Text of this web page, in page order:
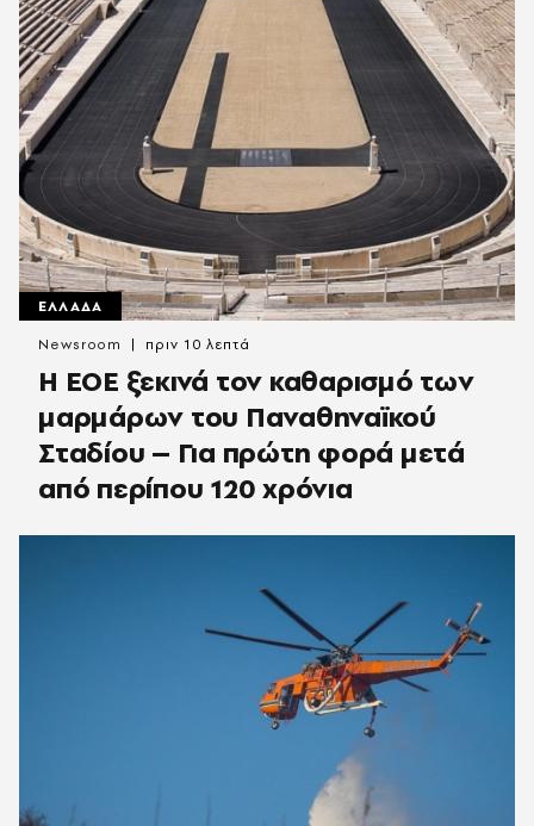
ΕΛΛΑΔΑ
Η ΕΟΕ ξεκινά τον καθαρισμό των
μαρμάρων του Παναθηναϊκού
Σταδίου – Για πρώτη φορά μετά
από περίπου 120 χρόνια
Newsroom πριν 10 λεπτά